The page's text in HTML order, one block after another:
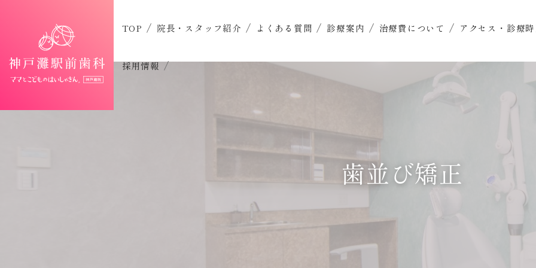
TOP 院長・スタッフ紹介 よくある質問 診療案内 治療費について アクセス・診療
採用情報
歯並び矯正